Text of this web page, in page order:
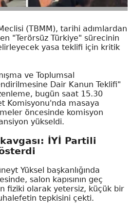
(TBMM), tarihi adımlardan
"Terörsüz Türkiye" sürecinin
yasa teklifi için kritik
ve Toplumsal
Dair Kanun Teklifi"
bugün saat 15.30
Komisyonu'nda masaya
öncesinde komisyon
yükseldi.
İYİ Partili
Yüksel başkanlığında
salon kapısının geç
fiziki olarak yetersiz, küçük bir
tepkisini çekti.